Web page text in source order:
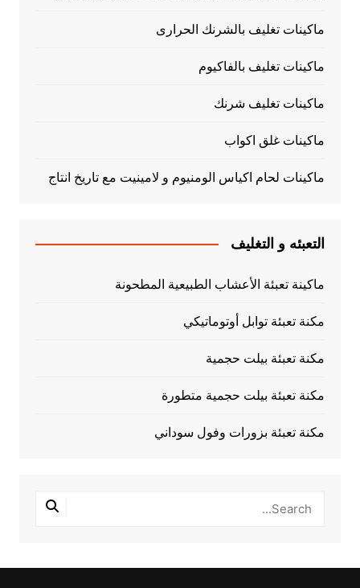
ماكينات تغليف بالشرنك الحرارى
ماكينات تغليف بالفاكيوم
ماكينات تغليف شرنك
ماكينات غلق اكواب
ماكينات لحام اكياس الومنيوم و لامينيت مع تاريخ انتاج
التعبئه و التغليف
ماكينة تعبئة الأعشاب الطبيعية المطحونة
مكنة تعبئة توابل أوتوماتيكي
مكنة تعبئة بيلت حجمية
مكنة تعبئة بيلت حجمية متطورة
مكنة تعبئة بزورات وفول سوداني